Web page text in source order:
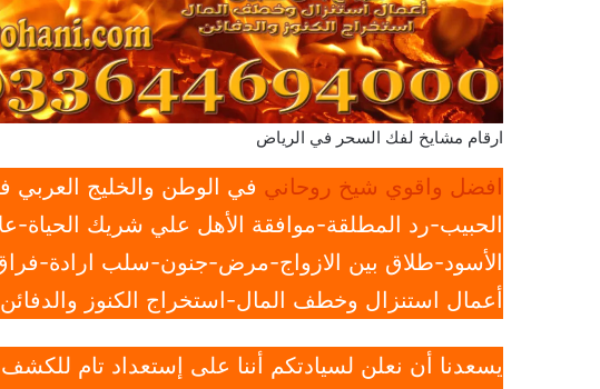
ارقام مشايخ لفك السحر في الرياض
افضل واقوي شيخ روحاني في الوطن والخليج العربي
الحبيب-رد المطلقة-موافقة الأهل علي شريك
الأسود-طلاق بين الازواج-مرض-جنون-سلب ارادة-
أعمال استنزال وخطف المال-استخراج الكنوز والدفائن
يسعدنا أن نعلن لسيادتكم أننا على إستعداد تام